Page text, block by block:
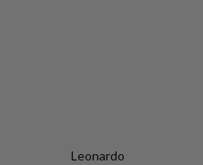
Leonardo